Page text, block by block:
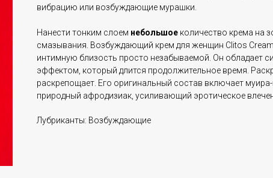
вибрацию или возбуждающие мурашки.
Нанести тонким слоем небольшое количество крема на
смазывания. Возбуждающий крем для женщин Clitos
интимную близость просто незабываемой. Он обладает
эффектом, который длится продолжительное время.
раскрепощает. Его оригинальный состав включает
природный афродизиак, усиливающий эротическое
Лубриканты: Возбуждающие